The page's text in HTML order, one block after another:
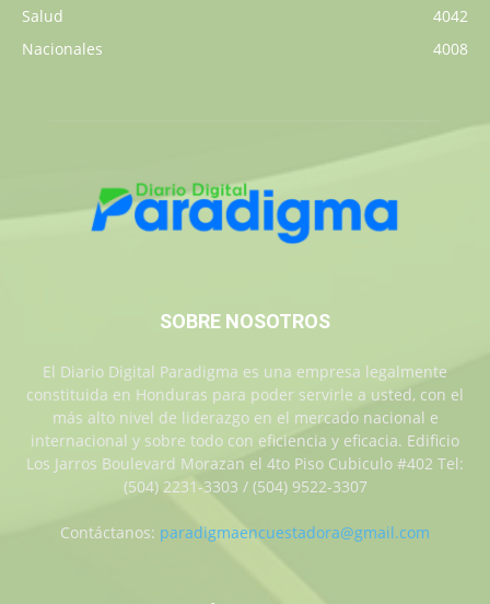
Salud
4042
Nacionales
4008
SOBRE NOSOTROS
El Diario Digital Paradigma es una empresa legalmente
constituida en Honduras para poder servirle a usted, con el
más alto nivel de liderazgo en el mercado nacional e
internacional y sobre todo con eficiencia y eficacia. Edificio
Los Jarros Boulevard Morazan el 4to Piso Cubiculo #402 Tel:
(504) 2231-3303 / (504) 9522-3307
Contáctanos: paradigmaencuestadora@gmail.com